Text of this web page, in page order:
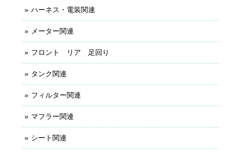
ハーネス・電装関連
メーター関連
フロント リア 足回り
タンク関連
フィルター関連
マフラー関連
シート関連